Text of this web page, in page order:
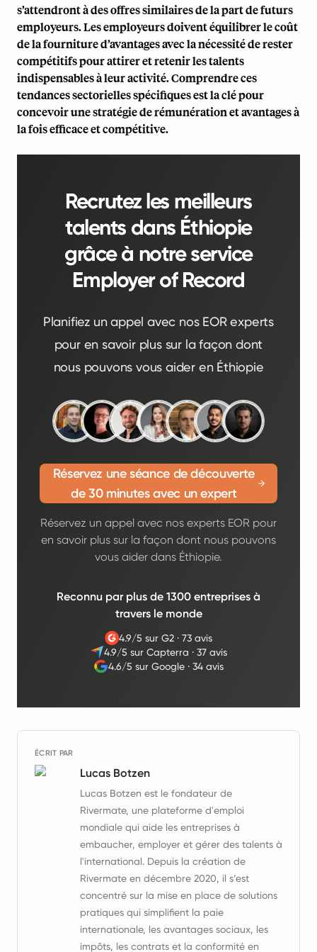
s’attendront à des offres similaires de la part de futurs
employeurs. Les employeurs doivent équilibrer le coût
de la fourniture d’avantages avec la nécessité de rester
compétitifs pour attirer et retenir les talents
indispensables à leur activité. Comprendre ces
tendances sectorielles spécifiques est la clé pour
concevoir une stratégie de rémunération et avantages à
la fois efficace et compétitive.
Recrutez les meilleurs
talents dans Éthiopie
grâce à notre service
Employer of Record
Planifiez un appel avec nos EOR experts
pour en savoir plus sur la façon dont
nous pouvons vous aider en Éthiopie
Réservez une séance de découverte
de 30 minutes avec un expert
Réservez un appel avec nos experts EOR pour
en savoir plus sur la façon dont nous pouvons
vous aider dans Éthiopie.
Reconnu par plus de 1300 entreprises à
travers le monde
4.9/5 sur G2 ·73 avis
4.9/5 sur Capterra ·37 avis
4.6/5 sur Google· 34 avis
ÉCRIT PAR
Lucas Botzen
Lucas Botzen est le fondateur de
Rivermate, une plateforme d'emploi
mondiale qui aide les entreprises à
embaucher, employer et gérer des talents à
l'international. Depuis la création de
Rivermate en décembre 2020, il s’est
concentré sur la mise en place de solutions
pratiques qui simplifient la paie
internationale, les avantages sociaux, les
impôts, les contrats et la conformité en